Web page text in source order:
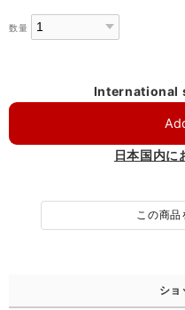
数量
International
日本国内に
この商
ショ